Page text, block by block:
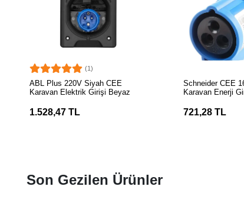
(1)
ABL Plus 220V Siyah CEE
Karavan Elektrik Girişi Beyaz
1.528,47 TL
Schneider CEE
Karavan Enerji
721,28 TL
Son Gezilen Ürünler